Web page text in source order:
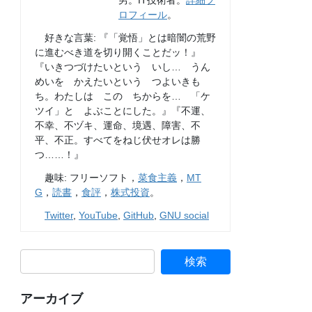
ロフィール。
好きな言葉: 『「覚悟」とは暗闇の荒野
に進むべき道を切り開くことだッ！』
『いきつづけたいという いし… うん
めいを かえたいという つよいきも
ち。わたしは この ちからを… 「ケ
ツイ」と よぶことにした。』『不運、
不幸、不ヅキ、運命、境遇、障害、不
平、不正。すべてをねじ伏せオレは勝
つ……！』
趣味: フリーソフト，菜食主義 ， MT
G ，読書 ，食評 ，株式投資。
Twitter,YouTube ,GitHub ,GNU social
アーカイブ